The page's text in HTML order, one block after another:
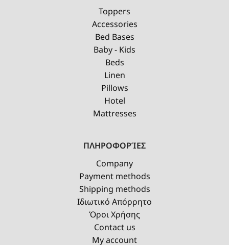
Toppers
Accessories
Bed Bases
Baby - Kids
Beds
Linen
Pillows
Hotel
Mattresses
ΠΛΗΡΟΦΟΡΊΕΣ
Company
Payment methods
Shipping methods
Ιδιωτικό Απόρρητο
Όροι Χρήσης
Contact us
My account